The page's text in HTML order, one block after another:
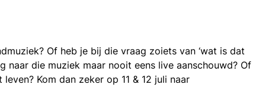
Of heb je bij die vraag zoiets van ‘wat is dat
naar die muziek maar nooit eens live aanschouwd? Of
Kom dan zeker op 11 & 12 juli naar